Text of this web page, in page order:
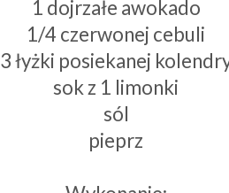
1 dojrzałe awokado
1/4 czerwonej cebuli
3 łyżki posiekanej
sok z 1 limonki
sól
pieprz